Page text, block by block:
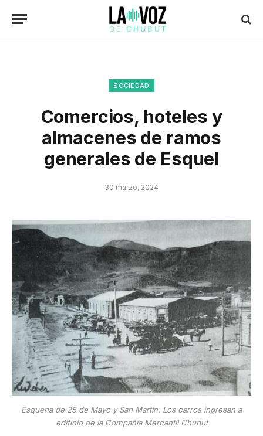
SOCIEDAD
Comercios, hoteles y
almacenes de ramos
generales de Esquel
30 marzo, 2024
Esquena de 25 de Mayo y San Martín. Los carros ingresan a
edificio de la Compañía Mercantil Chubut